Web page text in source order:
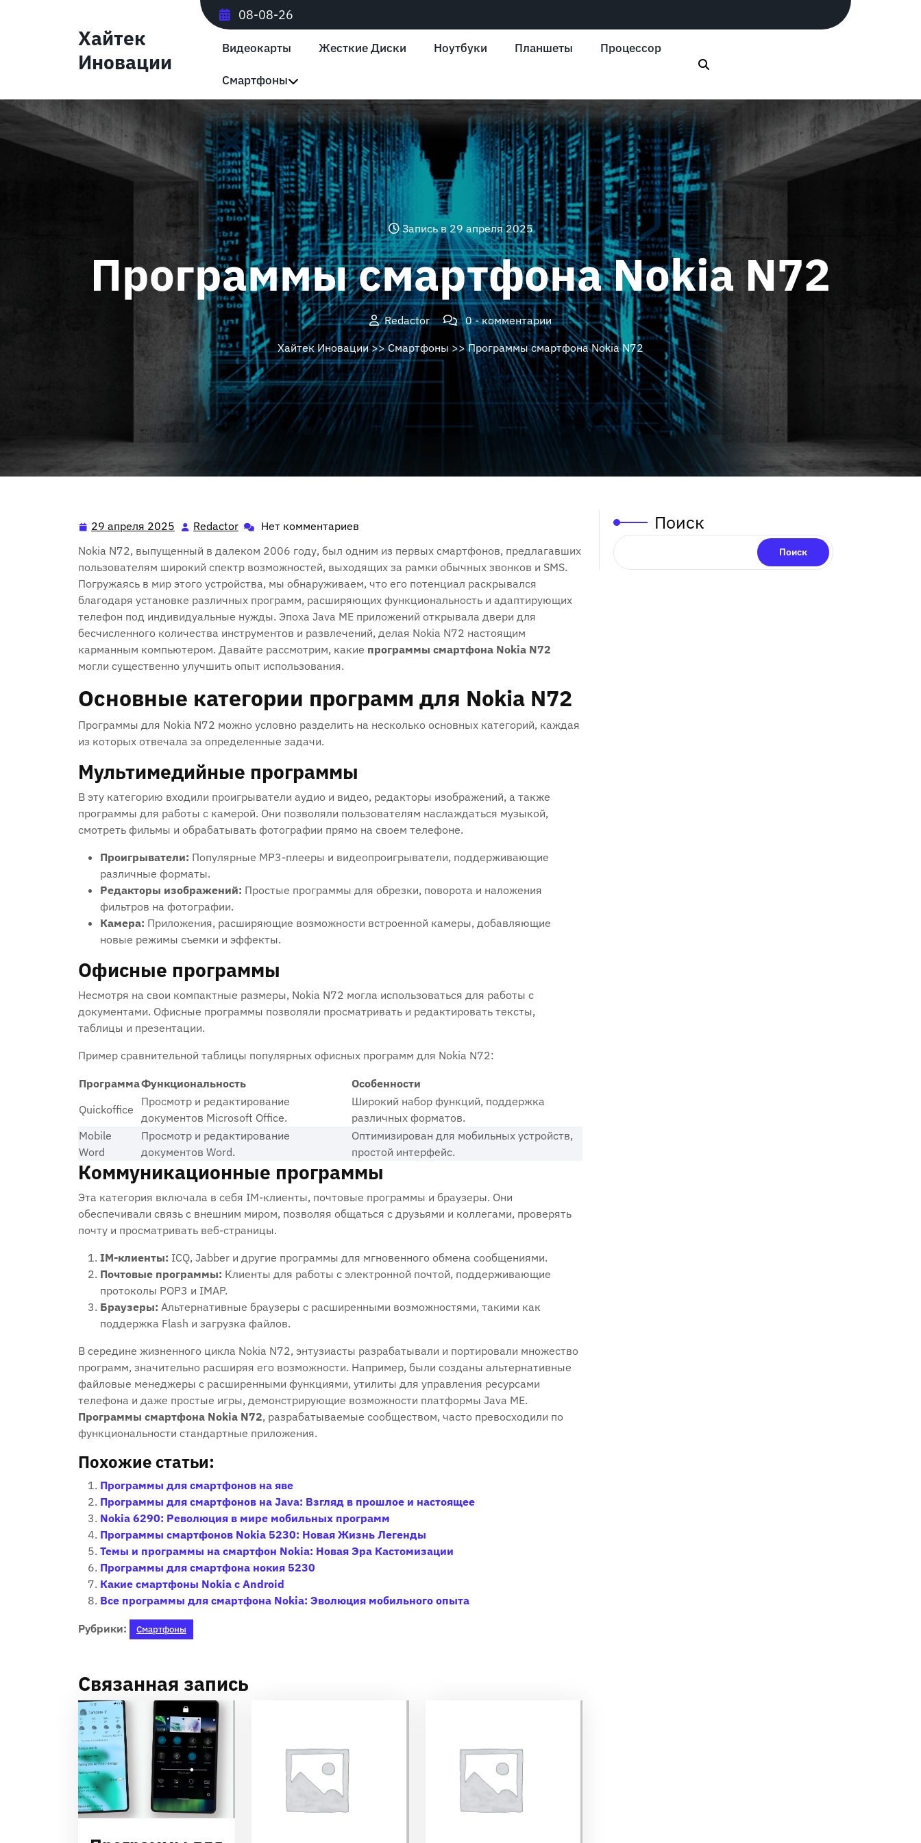
Хайтек
Иновации
08-08-26
Видеокарты Жесткие Диски Ноутбуки Планшеты Процессор
Смартфоны
Запись в 29 апреля 2025
Программы смартфона Nokia N72
Redactor
0 - комментарии
Хайтек Иновации>>Смартфоны>> Программы смартфона Nokia N72
29 апреля 2025 29
апреля
Redactor Redactor
Нет комментариев
Nokia N72, выпущенный в далеком 2006 году, был одним из первых смартфонов, предлагавших
пользователям широкий спектр возможностей, выходящих за рамки обычных звонков и SMS.
Погружаясь в мир этого устройства, мы обнаруживаем, что его потенциал раскрывался
благодаря установке различных программ, расширяющих функциональность и адаптирующих
телефон под индивидуальные нужды. Эпоха Java ME приложений открывала двери для
бесчисленного количества инструментов и развлечений, делая Nokia N72 настоящим
карманным компьютером. Давайте рассмотрим, какие программы смартфона Nokia N72
могли существенно улучшить опыт использования.
Основные категории программ для Nokia N72
Программы для Nokia N72 можно условно разделить на несколько основных категорий, каждая
из которых отвечала за определенные задачи.
Мультимедийные программы
В эту категорию входили проигрыватели аудио и видео, редакторы изображений, а также
программы для работы с камерой. Они позволяли пользователям наслаждаться музыкой,
смотреть фильмы и обрабатывать фотографии прямо на своем телефоне.
Проигрыватели: Популярные MP3-плееры и видеопроигрыватели, поддерживающие
различные форматы.
Редакторы изображений: Простые программы для обрезки, поворота и наложения
фильтров на фотографии.
Камера: Приложения, расширяющие возможности встроенной камеры, добавляющие
новые режимы съемки и эффекты.
Офисные программы
Несмотря на свои компактные размеры, Nokia N72 могла использоваться для работы с
документами. Офисные программы позволяли просматривать и редактировать тексты,
таблицы и презентации.
Пример сравнительной таблицы популярных офисных программ для Nokia N72:
ПрограммаФункциональность
Особенности
Quickoffice
Просмотр и редактирование
документов Microsoft Office.
Широкий набор функций, поддержка
различных форматов.
Mobile
Word
Просмотр и редактирование
документов Word.
Оптимизирован для мобильных устройств,
простой интерфейс.
Коммуникационные программы
Эта категория включала в себя IM-клиенты, почтовые программы и браузеры. Они
обеспечивали связь с внешним миром, позволяя общаться с друзьями и коллегами, проверять
почту и просматривать веб-страницы.
IM-клиенты: ICQ, Jabber и другие программы для мгновенного обмена сообщениями.
Почтовые программы: Клиенты для работы с электронной почтой, поддерживающие
протоколы POP3 и IMAP.
Браузеры: Альтернативные браузеры с расширенными возможностями, такими как
поддержка Flash и загрузка файлов.
В середине жизненного цикла Nokia N72, энтузиасты разрабатывали и портировали множество
программ, значительно расширяя его возможности. Например, были созданы альтернативные
файловые менеджеры с расширенными функциями, утилиты для управления ресурсами
телефона и даже простые игры, демонстрирующие возможности платформы Java ME.
Программы смартфона Nokia N72, разрабатываемые сообществом, часто превосходили по
функциональности стандартные приложения.
Похожие статьи:
Программы для смартфонов на яве
Программы для смартфонов на Java: Взгляд в прошлое и настоящее
Nokia 6290: Революция в мире мобильных программ
Программы смартфонов Nokia 5230: Новая Жизнь Легенды
Темы и программы на смартфон Nokia: Новая Эра Кастомизации
Программы для смартфона нокия 5230
Какие смартфоны Nokia с Android
Все программы для смартфона Nokia: Эволюция мобильного опыта
Рубрики: Смартфоны
Связанная запись
Поиск
Поиск